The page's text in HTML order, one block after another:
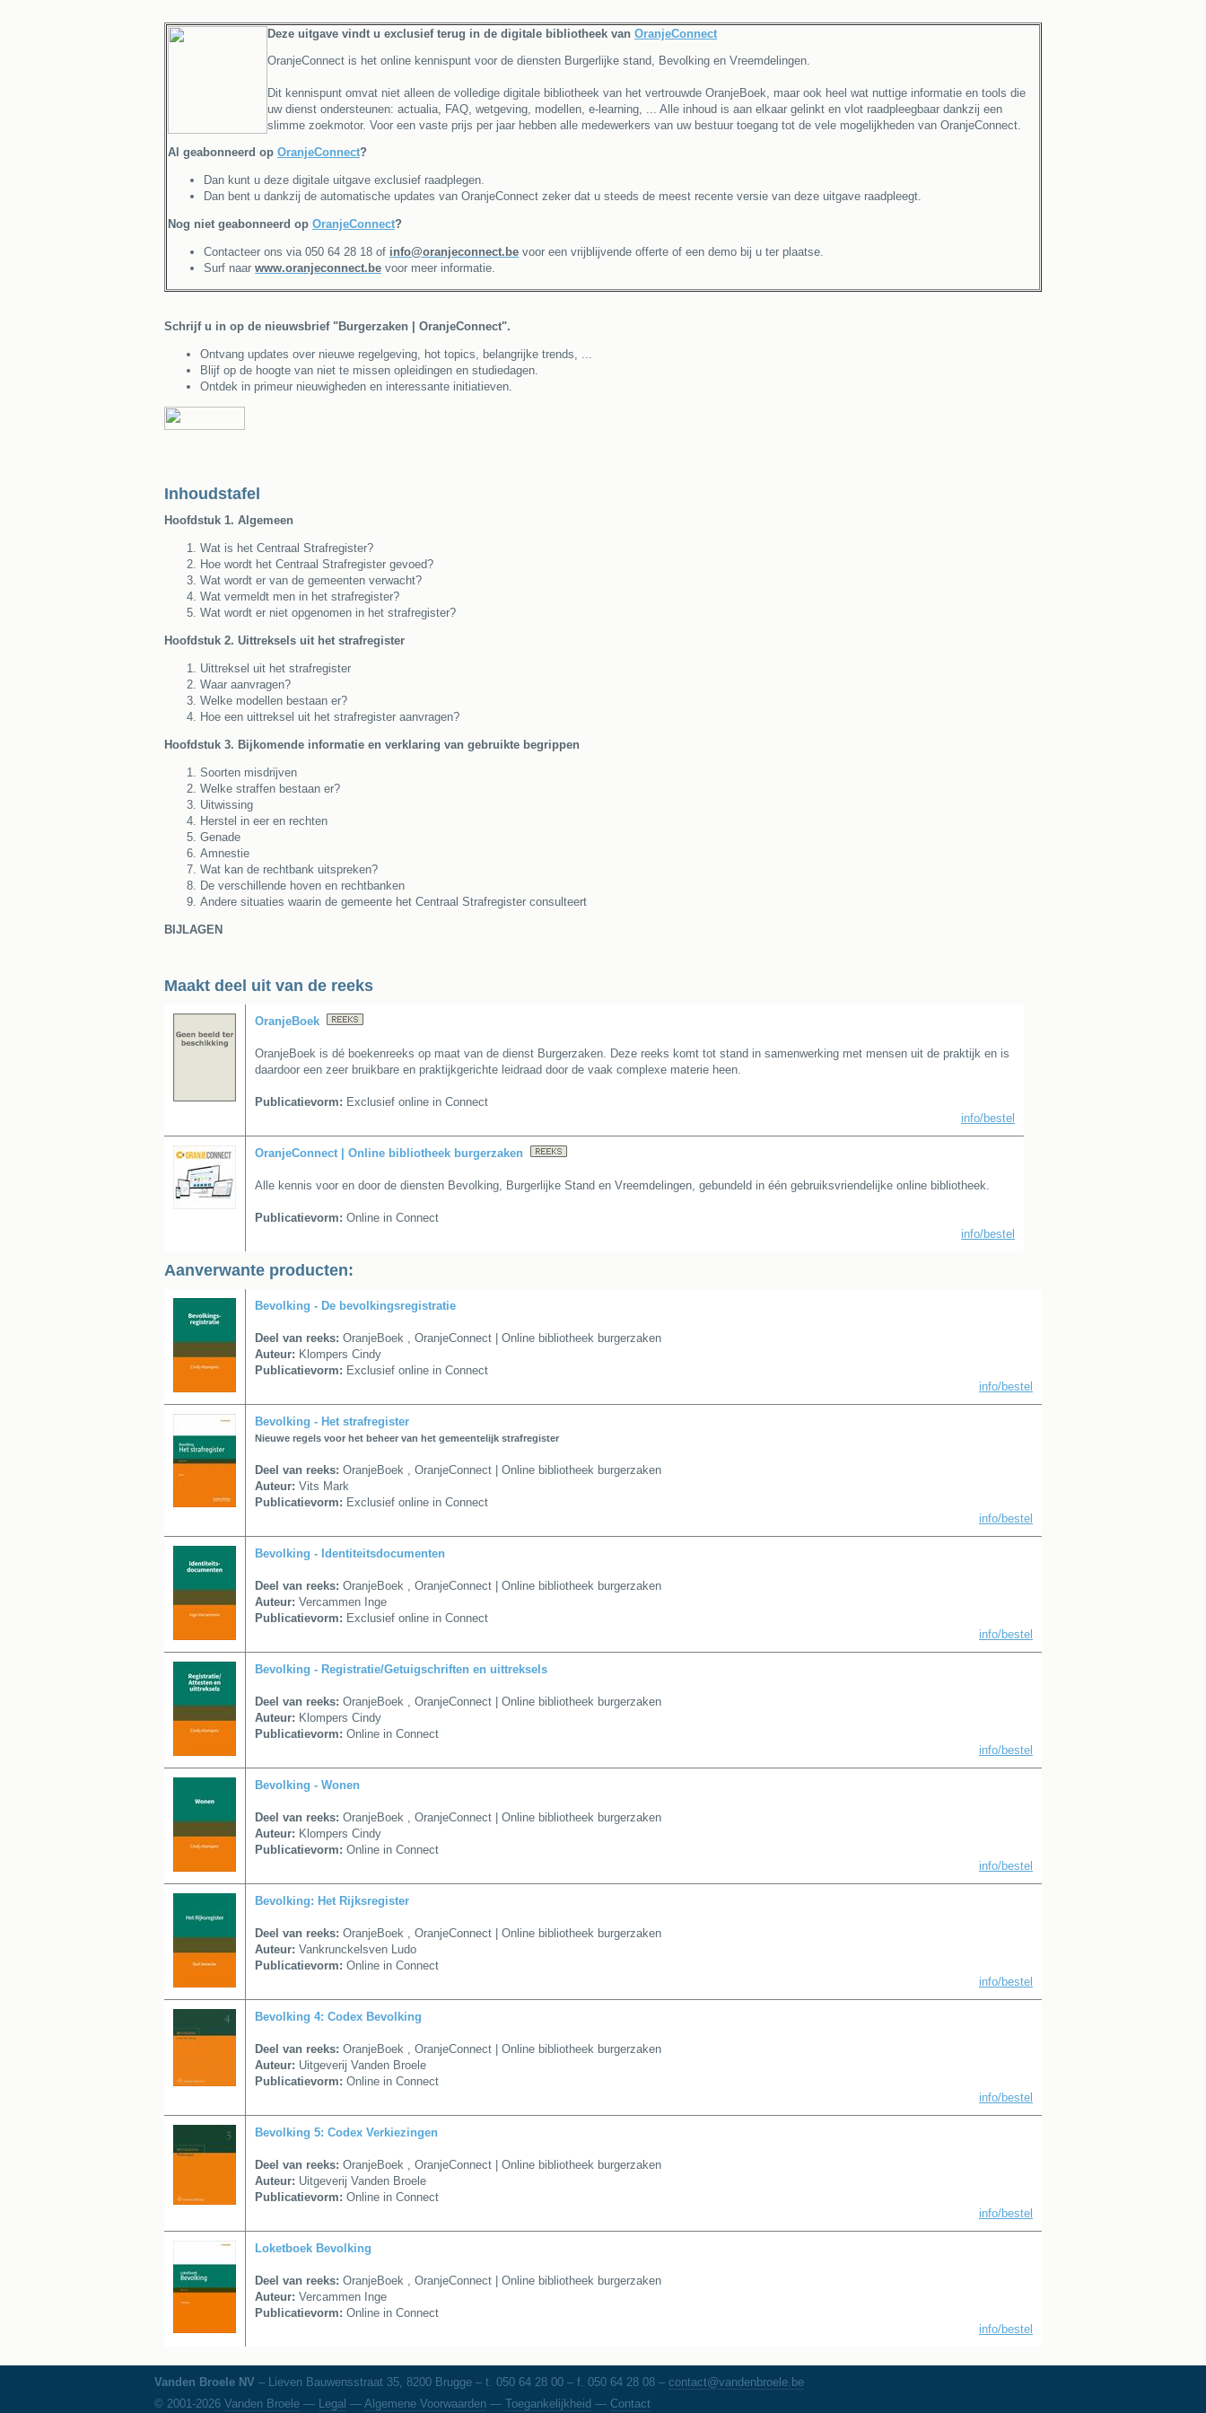
Deze uitgave vindt u exclusief terug in de digitale bibliotheek van OranjeConnect
OranjeConnect is het online kennispunt voor de diensten Burgerlijke stand, Bevolking en Vreemdelingen.
Dit kennispunt omvat niet alleen de volledige digitale bibliotheek van het vertrouwde OranjeBoek, maar ook heel wat nuttige informatie en tools die
uw dienst ondersteunen: actualia, FAQ, wetgeving, modellen, e-learning, ... Alle inhoud is aan elkaar gelinkt en vlot raadpleegbaar dankzij een
slimme zoekmotor. Voor een vaste prijs per jaar hebben alle medewerkers van uw bestuur toegang tot de vele mogelijkheden van OranjeConnect.
Al geabonneerd op OranjeConnect?
Dan kunt u deze digitale uitgave exclusief raadplegen.
Dan bent u dankzij de automatische updates van OranjeConnect zeker dat u steeds de meest recente versie van deze uitgave raadpleegt.
Nog niet geabonneerd op OranjeConnect?
Contacteer ons via 050 64 28 18 of info@oranjeconnect.be voor een vrijblijvende offerte of een demo bij u ter plaatse.
Surf naar www.oranjeconnect.be voor meer informatie.
Schrijf u in op de nieuwsbrief "Burgerzaken | OranjeConnect".
Ontvang updates over nieuwe regelgeving, hot topics, belangrijke trends, ...
Blijf op de hoogte van niet te missen opleidingen en studiedagen.
Ontdek in primeur nieuwigheden en interessante initiatieven.
Inhoudstafel
Hoofdstuk 1. Algemeen
Wat is het Centraal Strafregister?
Hoe wordt het Centraal Strafregister gevoed?
Wat wordt er van de gemeenten verwacht?
Wat vermeldt men in het strafregister?
Wat wordt er niet opgenomen in het strafregister?
Hoofdstuk 2. Uittreksels uit het strafregister
Uittreksel uit het strafregister
Waar aanvragen?
Welke modellen bestaan er?
Hoe een uittreksel uit het strafregister aanvragen?
Hoofdstuk 3. Bijkomende informatie en verklaring van gebruikte begrippen
Soorten misdrijven
Welke straffen bestaan er?
Uitwissing
Herstel in eer en rechten
Genade
Amnestie
Wat kan de rechtbank uitspreken?
De verschillende hoven en rechtbanken
Andere situaties waarin de gemeente het Centraal Strafregister consulteert
BIJLAGEN
Maakt deel uit van de reeks
OranjeBoek
OranjeBoek is dé boekenreeks op maat van de dienst Burgerzaken. Deze reeks komt tot stand in samenwerking met mensen uit de praktijk en is
daardoor een zeer bruikbare en praktijkgerichte leidraad door de vaak complexe materie heen.
Publicatievorm: Exclusief online in Connect
info/bestel
OranjeConnect | Online bibliotheek burgerzaken
Alle kennis voor en door de diensten Bevolking, Burgerlijke Stand en Vreemdelingen, gebundeld in één gebruiksvriendelijke online bibliotheek.
Publicatievorm: Online in Connect
info/bestel
Aanverwante producten:
Bevolking - De bevolkingsregistratie
Deel van reeks: OranjeBoek , OranjeConnect | Online bibliotheek burgerzaken
Auteur: Klompers Cindy
Publicatievorm: Exclusief online in Connect
info/bestel
Bevolking - Het strafregister
Nieuwe regels voor het beheer van het gemeentelijk strafregister
Deel van reeks: OranjeBoek , OranjeConnect | Online bibliotheek burgerzaken
Auteur: Vits Mark
Publicatievorm: Exclusief online in Connect
info/bestel
Bevolking - Identiteitsdocumenten
Deel van reeks: OranjeBoek , OranjeConnect | Online bibliotheek burgerzaken
Auteur: Vercammen Inge
Publicatievorm: Exclusief online in Connect
info/bestel
Bevolking - Registratie/Getuigschriften en uittreksels
Deel van reeks: OranjeBoek , OranjeConnect | Online bibliotheek burgerzaken
Auteur: Klompers Cindy
Publicatievorm: Online in Connect
info/bestel
Bevolking - Wonen
Deel van reeks: OranjeBoek , OranjeConnect | Online bibliotheek burgerzaken
Auteur: Klompers Cindy
Publicatievorm: Online in Connect
info/bestel
Bevolking: Het Rijksregister
Deel van reeks: OranjeBoek , OranjeConnect | Online bibliotheek burgerzaken
Auteur: Vankrunckelsven Ludo
Publicatievorm: Online in Connect
info/bestel
Bevolking 4: Codex Bevolking
Deel van reeks: OranjeBoek , OranjeConnect | Online bibliotheek burgerzaken
Auteur: Uitgeverij Vanden Broele
Publicatievorm: Online in Connect
info/bestel
Bevolking 5: Codex Verkiezingen
Deel van reeks: OranjeBoek , OranjeConnect | Online bibliotheek burgerzaken
Auteur: Uitgeverij Vanden Broele
Publicatievorm: Online in Connect
info/bestel
Loketboek Bevolking
Deel van reeks: OranjeBoek , OranjeConnect | Online bibliotheek burgerzaken
Auteur: Vercammen Inge
Publicatievorm: Online in Connect
info/bestel
Vanden Broele NV – Lieven Bauwensstraat 35, 8200 Brugge – t. 050 64 28 00 – f. 050 64 28 08 – contact@vandenbroele.be
© 2001-2026 Vanden Broele — Legal — Algemene Voorwaarden — Toegankelijkheid — Contact